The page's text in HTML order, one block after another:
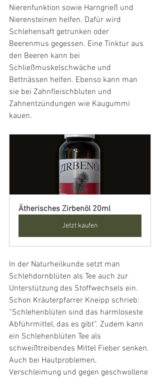
Nierenfunktion sowie Harngrieß und
Nierensteinen helfen. Dafür wird
Schlehensaft getrunken oder
Beerenmus gegessen. Eine Tinktur aus
den Beeren kann bei
Schließmuskelschwäche und
Bettnässen helfen. Ebenso kann man
sie bei Zahnfleischbluten und
Zahnentzündungen wie Kaugummi
kauen.
Ätherisches Zirbenöl 20ml
Jetzt kaufen
In der Naturheilkunde setzt man
Schlehdornblüten als Tee auch zur
Unterstützung des Stoffwechsels ein.
Schon Kräuterpfarrer Kneipp schrieb:
“Schlehenblüten sind das harmloseste
Abführmittel, das es gibt”. Zudem kann
ein Schlehenblüten Tee als
schweißtreibendes Mittel Fieber senken.
Auch bei Hautproblemen,
Verschleimung und gegen geschwollene